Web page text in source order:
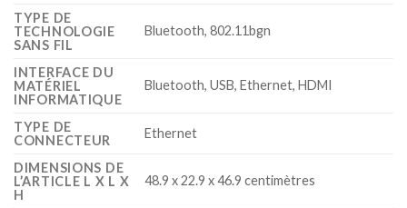
TYPE DE
TECHNOLOGIE
SANS FIL
‎Bluetooth, 802.11bgn
INTERFACE DU
MATÉRIEL
INFORMATIQUE
‎Bluetooth, USB, Ethernet, HDMI
TYPE DE
CONNECTEUR
‎Ethernet
DIMENSIONS DE
L’ARTICLE L X L X
H
‎48.9 x 22.9 x 46.9 centimètres